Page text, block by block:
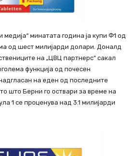
медија“ минатата година ја купи Ф1 од
од шест милијарди долари. Доналд
на „ЦВЦ партнерс“ сакал
функција од почесен
на еден од последните
што Берни го оствари за време на
1 се проценува над 3.1 милијарди